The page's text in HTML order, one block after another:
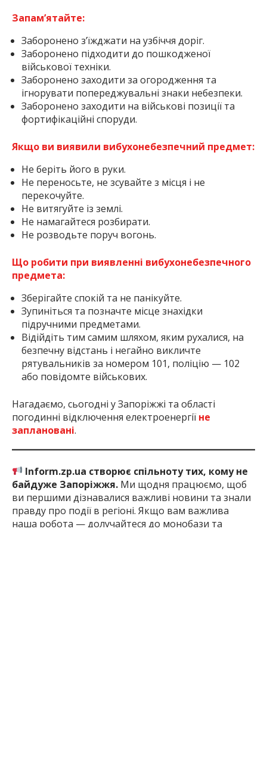
Запам’ятайте:
Заборонено з’їжджати на узбіччя доріг.
Заборонено підходити до пошкодженої
військової техніки.
Заборонено заходити за огородження та
ігнорувати попереджувальні знаки небезпеки.
Заборонено заходити на військові позиції та
фортифікаційні споруди.
Якщо ви виявили вибухонебезпечний предмет:
Не беріть його в руки.
Не переносьте, не зсувайте з місця і не
перекочуйте.
Не витягуйте із землі.
Не намагайтеся розбирати.
Не розводьте поруч вогонь.
Що робити при виявленні вибухонебезпечного
предмета:
Зберігайте спокій та не панікуйте.
Зупиніться та позначте місце знахідки
підручними предметами.
Відійдіть тим самим шляхом, яким рухалися, на
безпечну відстань і негайно викличте
рятувальників за номером 101, поліцію — 102
або повідомте військових.
Нагадаємо, сьогодні у Запоріжжі та області
погодинні відключення електроенергії не
заплановані.
Inform.zp.ua створює спільноту тих, кому не
байдуже Запоріжжя. Ми щодня працюємо, щоб
ви першими дізнавалися важливі новини та знали
правду про події в регіоні. Якщо вам важлива
наша робота — долучайтеся до монобази та